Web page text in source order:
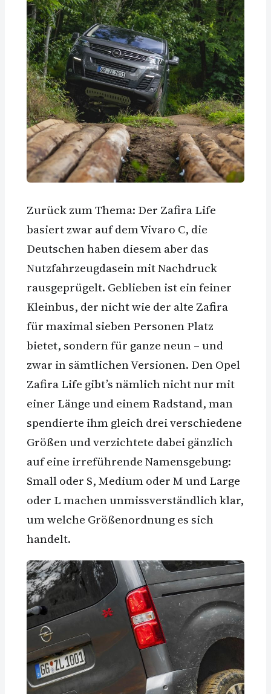
Zurück zum Thema: Der Zafira Life
basiert zwar auf dem Vivaro C, die
Deutschen haben diesem aber das
Nutzfahrzeugdasein mit Nachdruck
rausgeprügelt. Geblieben ist ein feiner
Kleinbus, der nicht wie der alte Zafira
für maximal sieben Personen Platz
bietet, sondern für ganze neun – und
zwar in sämtlichen Versionen. Den Opel
Zafira Life gibt’s nämlich nicht nur mit
einer Länge und einem Radstand, man
spendierte ihm gleich drei verschiedene
Größen und verzichtete dabei gänzlich
auf eine irreführende Namensgebung:
Small oder S, Medium oder M und Large
oder L machen unmissverständlich klar,
um welche Größenordnung es sich
handelt.